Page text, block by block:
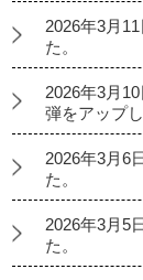
2026年3月
た。
2026年3月
弾をアップし
2026年3月6
た。
2026年3月5
た。